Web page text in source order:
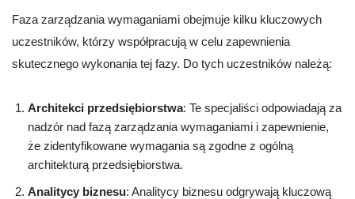
Faza zarządzania wymaganiami obejmuje kilku kluczowych
uczestników, którzy współpracują w celu zapewnienia
skutecznego wykonania tej fazy. Do tych uczestników należą:
Architekci przedsiębiorstwa: Te specjaliści odpowiadają za
nadzór nad fazą zarządzania wymaganiami i zapewnienie,
że zidentyfikowane wymagania są zgodne z ogólną
architekturą przedsiębiorstwa.
Analitycy biznesu: Analitycy biznesu odgrywają kluczową